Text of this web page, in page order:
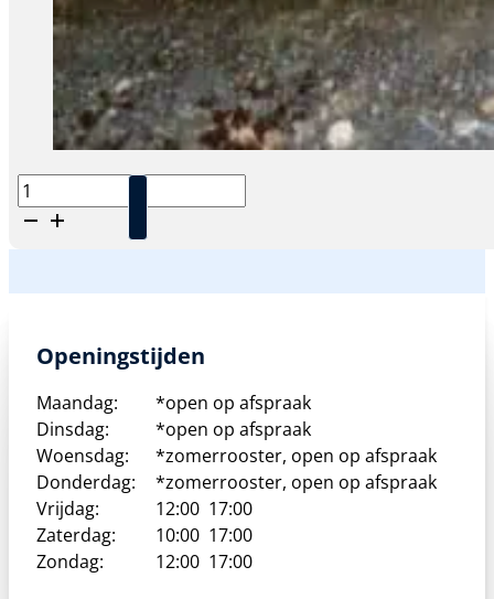
Platydoras
costatus
doornmeerval
Openingstijden
Maandag:
*open op afspraak
Dinsdag:
*open op afspraak
Woensdag:
*zomerrooster, open op afspraak
Donderdag:
*zomerrooster, open op afspraak
Vrijdag:
12:00 17:00
Zaterdag:
10:00 17:00
Zondag:
12:00 17:00